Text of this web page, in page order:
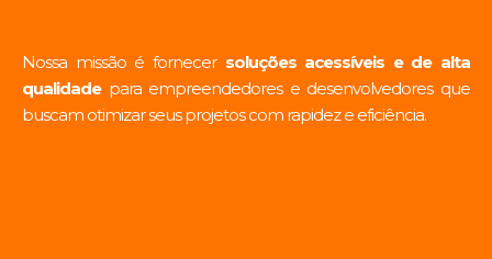
Nossa missão é fornecer soluções acessíveis e de alta
qualidadepara empreendedores e desenvolvedores que
buscam otimizar seus projetos com rapidez e eficiência.